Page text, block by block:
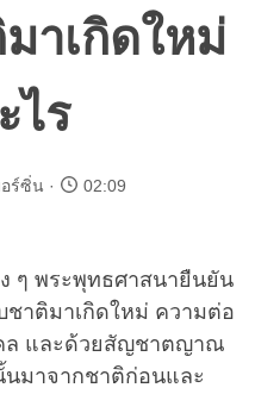
าเกิดใหม่
ไร
อร์ซิ่น 02:09
ๆ พระพุทธศาสนายืนยัน
ชาติมาเกิดใหม่ ความต่อ
ล และด้วยสัญชาตญาณ
มาจากชาติก่อนและ